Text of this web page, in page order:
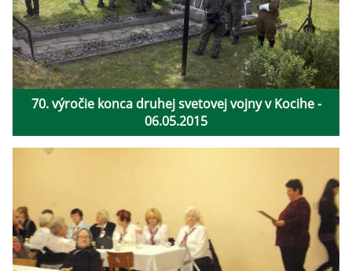
70. výročie konca druhej svetovej vojny v Kocihe -
06.05.2015